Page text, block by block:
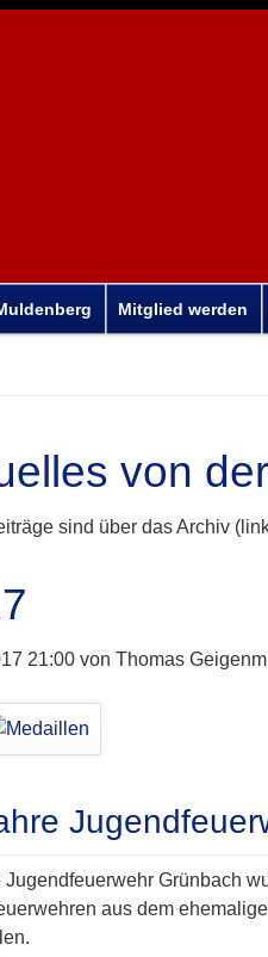
Mitglied werden
von
sind über das Archiv
21:00 von Thomas
Jugendfeuerwehr Grünbach
aus dem